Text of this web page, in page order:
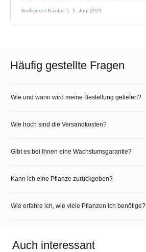
Verifizierter Käufer 1. Juni 2021
Häufig gestellte Fragen
Wie und wann wird meine Bestellung geliefert?
Wie hoch sind die Versandkosten?
Gibt es bei Ihnen eine Wachstumsgarantie?
Kann ich eine Pflanze zurückgeben?
Wie erfahre ich, wie viele Pflanzen ich benötige?
Auch interessant